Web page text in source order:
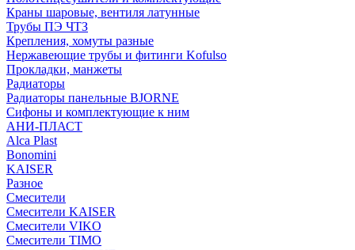
Краны шаровые, вентиля латунные
Трубы ПЭ ЧТЗ
Крепления, хомуты разные
Нержавеющие трубы и фитинги Kofulso
Прокладки, манжеты
Радиаторы
Радиаторы панельные BJORNE
Сифоны и комплектующие к ним
АНИ-ПЛАСТ
Alca Plast
Bonomini
KAISER
Разное
Смесители
Смесители KAISER
Смесители VIKO
Смесители TIMO